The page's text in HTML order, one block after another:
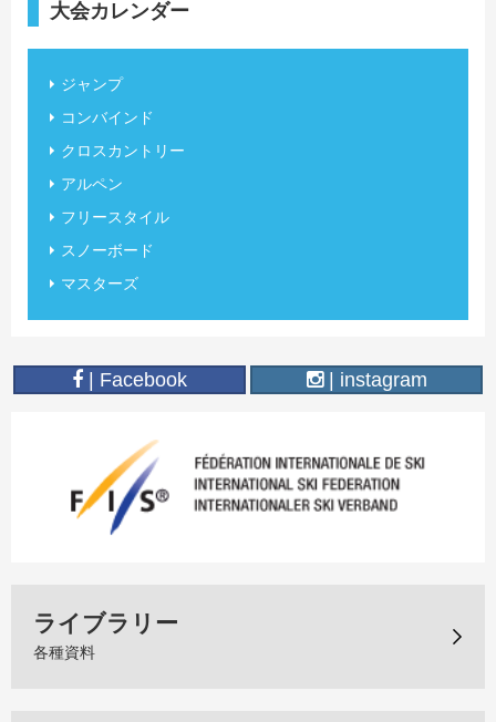
大会カレンダー
ジャンプ
コンバインド
クロスカントリー
アルペン
フリースタイル
スノーボード
マスターズ
| Facebook | instagram
ライブラリー
各種資料